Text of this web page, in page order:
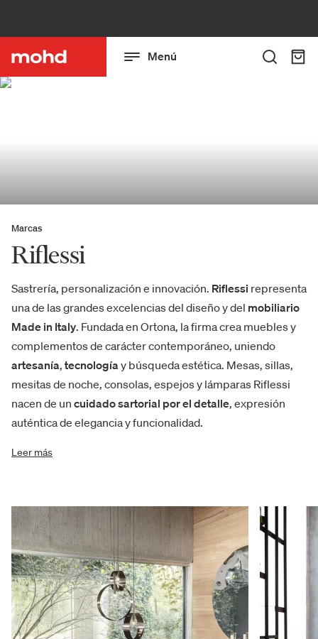
Menú
Marcas
Riflessi
Sastrería, personalización e innovación. Riflessi representa
una de las grandes excelencias del diseño y del mobiliario
Made in Italy. Fundada en Ortona, la firma crea muebles y
complementos de carácter contemporáneo, uniendo
artesanía, tecnologíay búsqueda estética. Mesas, sillas,
mesitas de noche, consolas, espejos y lámparas Riflessi
nacen de un cuidado sartorial por el detalle, expresión
auténtica de elegancia y funcionalidad.
Leer más